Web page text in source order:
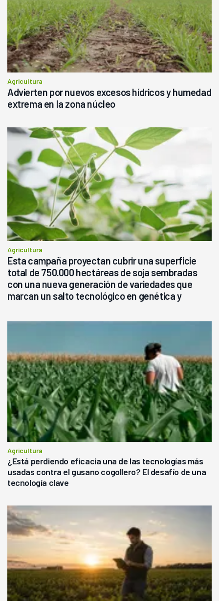
Agricultura
Advierten por nuevos excesos hídricos y humedad
extrema en la zona núcleo
Agricultura
Esta campaña proyectan cubrir una superficie
total de 750.000 hectáreas de soja sembradas
con una nueva generación de variedades que
marcan un salto tecnológico en genética y
Agricultura
¿Está perdiendo eficacia una de las tecnologías más
usadas contra el gusano cogollero? El desafío de una
tecnología clave